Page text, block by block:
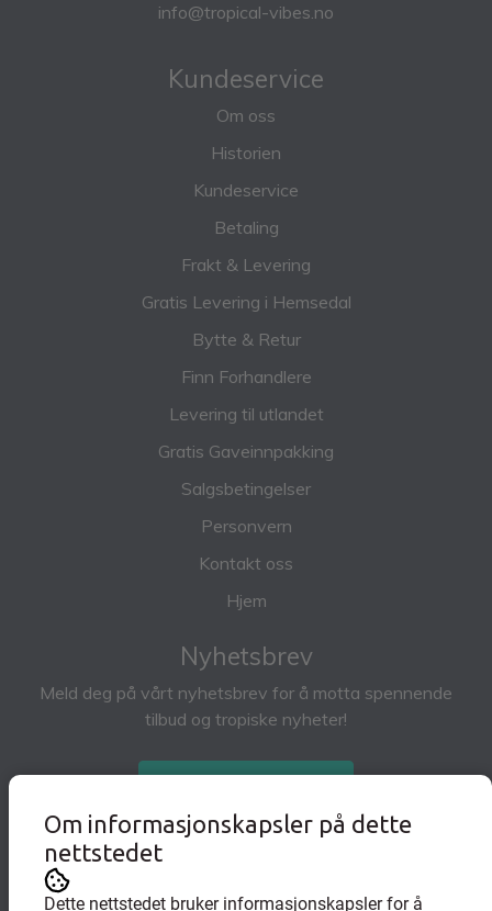
info@tropical-vibes.no
Kundeservice
Om oss
Historien
Kundeservice
Betaling
Frakt & Levering
Gratis Levering i Hemsedal
Bytte & Retur
Finn Forhandlere
Levering til utlandet
Gratis Gaveinnpakking
Salgsbetingelser
Personvern
Kontakt oss
Hjem
Nyhetsbrev
Meld deg på vårt nyhetsbrev for å motta spennende
tilbud og tropiske nyheter!
Abonner på nyhetsbrev
Om informasjonskapsler på dette
nettstedet
Dette nettstedet bruker informasjonskapsler for å